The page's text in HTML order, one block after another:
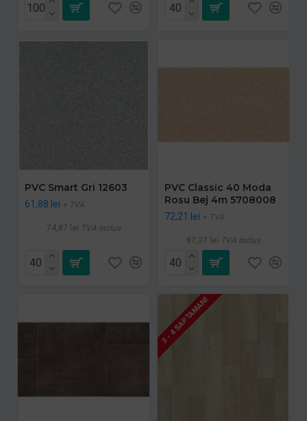
PVC Smart Gri 12603
61,88 lei + TVA
74,87 lei TVA inclus
PVC Classic 40 Moda
Rosu Bej 4m 5708008
72,21 lei + TVA
87,37 lei TVA inclus
3 - 4 SAPTAMANI